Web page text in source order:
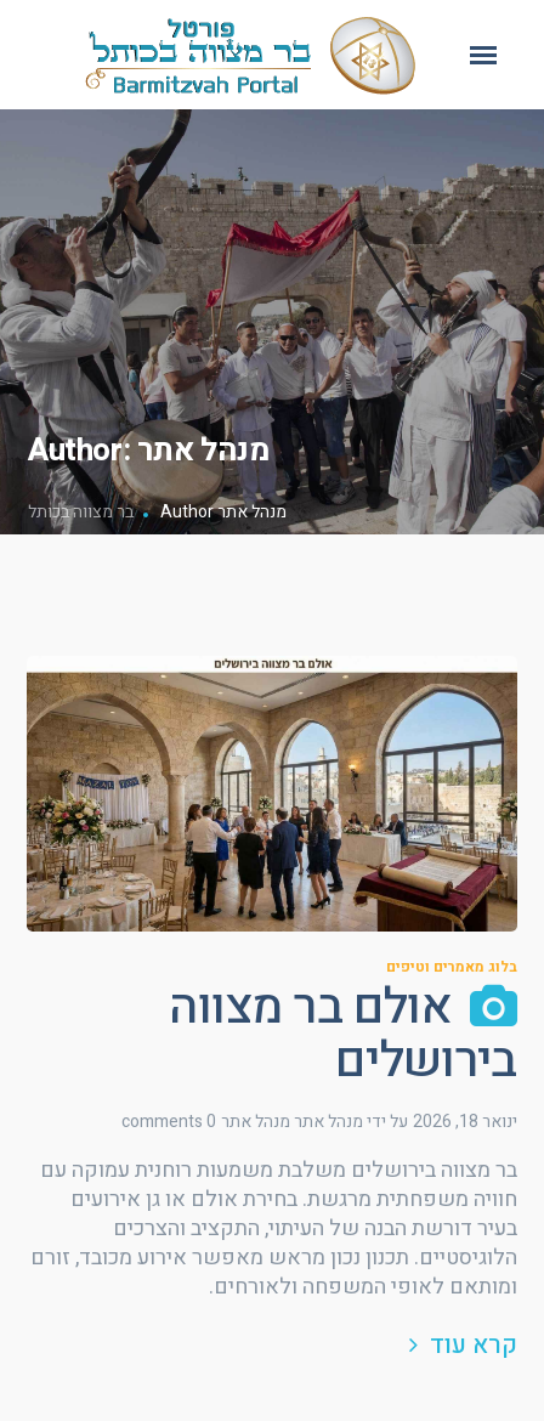
Author: מנהל אתר
בר מצווה בכותל Author מנהל אתר
בלוג מאמרים וטיפים
אולם בר מצווה
בירושלים
ינואר 18, 2026 על ידי מנהל אתרמנהל אתר 0 comments
בר מצווה בירושלים משלבת משמעות רוחנית עמוקה עם
חוויה משפחתית מרגשת. בחירת אולם או גן אירועים
בעיר דורשת הבנה של העיתוי, התקציב והצרכים
הלוגיסטיים. תכנון נכון מראש מאפשר אירוע מכובד, זורם
ומותאם לאופי המשפחה ולאורחים.
קרא עוד